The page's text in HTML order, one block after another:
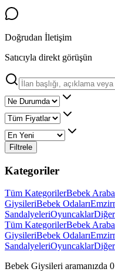
Doğrudan İletişim
Satıcıyla direkt görüşün
Filtrele
Kategoriler
Tüm KategorilerBebek
GiysileriBebek Odaları
SandalyeleriOyuncaklarDiğer
Tüm KategorilerBebek
GiysileriBebek Odaları
SandalyeleriOyuncaklarDiğer
Bebek Giysileri aramanızda 0